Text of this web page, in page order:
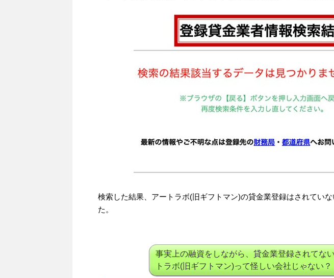
検索した結果、アートラボ(旧ギフトマン)の貸金業登録はされてい
た。
事実上の融資をしながら、貸金業登録されてな
トラボ(旧ギフトマン)って怪しい会社じゃない？